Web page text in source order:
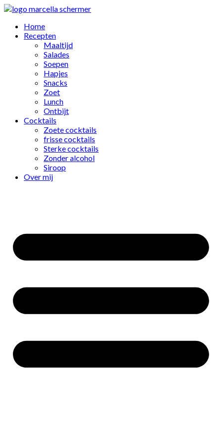
Home
Recepten
Maaltijd
Salades
Soepen
Hapjes
Snacks
Zoet
Lunch
Ontbijt
Cocktails
Zoete cocktails
frisse cocktails
Sterke cocktails
Zonder alcohol
Siroop
Over mij